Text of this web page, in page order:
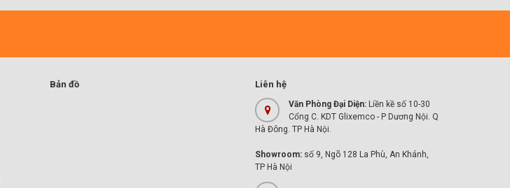
Bản đồ Liên hệ
Văn Phòng Đại Diện: Liền kề số 10-30
Cổng C. KDT Glixemco - P Dương Nội. Q
Hà Đông. TP Hà Nội.
Showroom: số 9, Ngõ 128 La Phù, An Khánh,
TP Hà Nội